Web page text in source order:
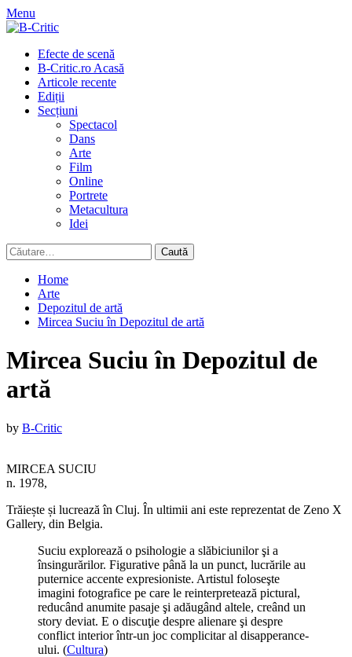
Skip
to
Menu
Primary
Menu
Efecte de scenă
B-Critic.ro Acasă
Articole recente
Ediții
Secțiuni
Spectacol
Dans
Arte
Film
Online
Portrete
Metacultura
Idei
Caută
după:
Home
Arte
Depozitul de artă
Mircea Suciu în Depozitul de artă
Mircea Suciu în Depozitul de
artă
Published
8
septembrie
noiembrie
2016
by B-Critic
MIRCEA SUCIU
n. 1978,
Trăiește și lucrează în Cluj. În ultimii ani este reprezentat de Zeno X
Gallery, din Belgia.
Suciu explorează o psihologie a slăbiciunilor şi a
însingurărilor. Figurative până la un punct, lucrările au
puternice accente expresioniste. Artistul foloseşte
imagini fotografice pe care le reinterpretează pictural,
reducând anumite pasaje şi adăugând altele, creând un
story deviat. E o discuţie despre alienare şi despre
conflict interior într-un joc complicitar al disapperance-
ului. (Cultura)